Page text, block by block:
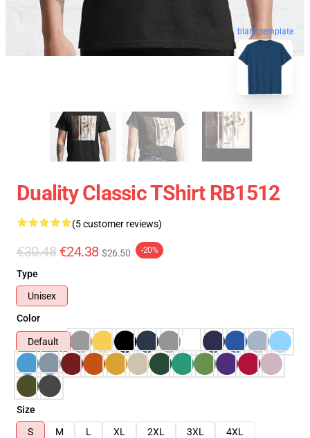
blank template
Duality Classic TShirt RB1512
(5 customer reviews)
€30.48 €24.38 $26.50 -20%
Type
Unisex
Color
Default
Size
S
M L XL 2XL 3XL
4XL